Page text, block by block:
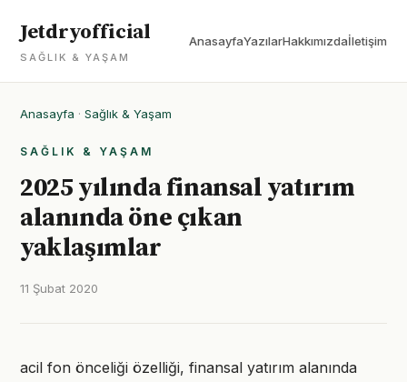
Jetdryofficial
SAĞLIK & YAŞAM
AnasayfaYazılarHakkımızdaİletişim
Anasayfa · Sağlık & Yaşam
SAĞLIK & YAŞAM
2025 yılında finansal yatırım
alanında öne çıkan
yaklaşımlar
11 Şubat 2020
acil fon önceliği özelliği, finansal yatırım alanında